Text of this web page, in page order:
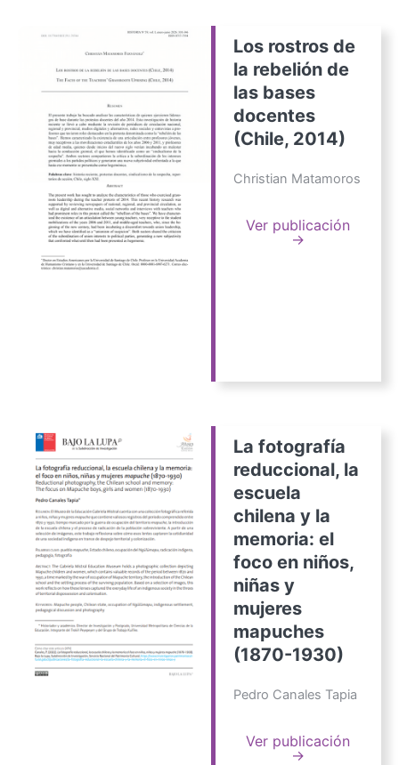
Los rostros de
la rebelión de
las bases
docentes
(Chile, 2014)
Christian Matamoros
Ver publicación
→
La fotografía
reduccional, la
escuela
chilena y la
memoria: el
foco en niños,
niñas y
mujeres
mapuches
(1870-1930)
Pedro Canales Tapia
Ver publicación
→